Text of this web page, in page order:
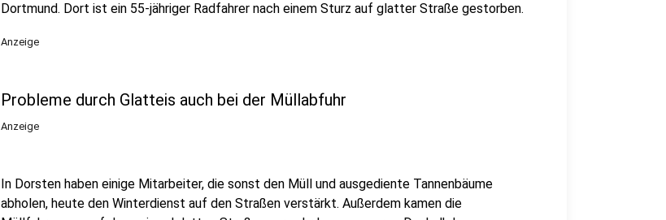
Dortmund. Dort ist ein 55-jähriger Radfahrer nach einem Sturz auf glatter Straße gestorben.
Anzeige
Probleme durch Glatteis auch bei der Müllabfuhr
Anzeige
In Dorsten haben einige Mitarbeiter, die sonst den Müll und ausgediente Tannenbäume
abholen, heute den Winterdienst auf den Straßen verstärkt. Außerdem kamen die